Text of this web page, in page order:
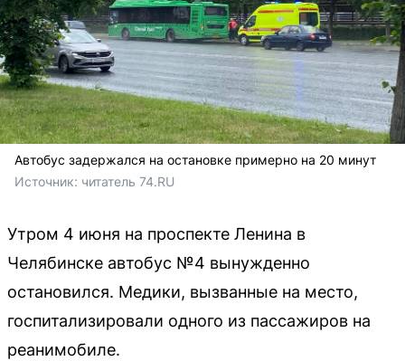
Автобус задержался на остановке примерно на 20 минут
Источник: читатель 74.RU
Утром 4 июня на проспекте Ленина в
Челябинске автобус №4 вынужденно
остановился. Медики, вызванные на место,
госпитализировали одного из пассажиров на
реанимобиле.